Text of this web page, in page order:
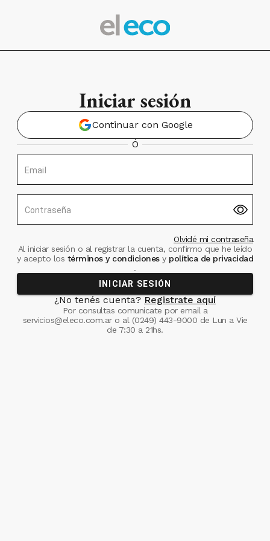
Iniciar sesión
Continuar con Google
Ó
Email
Contraseña
Olvidé mi contraseña
Al iniciar sesión o al registrar la cuenta, confirmo que he leído
y acepto los términos y condiciones ypolítica de privacidad
.
INICIAR SESIÓN
¿No tenés cuenta? Registrate aquí
Por consultas comunicate por email a
servicios@eleco.com.aro al (0249) 443-9000 de Lun a Vie
de 7:30 a 21hs.